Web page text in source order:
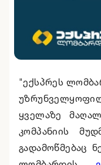
"ექსპრეს
ყველაზე
კომპანიის
გადამოწმებაც